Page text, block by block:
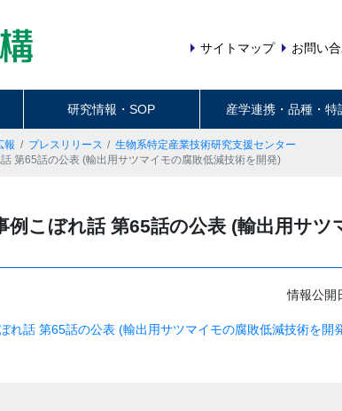
サイトマップ お問い
研究情報・SOP 産学連携・品種・特
報 プレスリリース
生物系特定産業技術研究支援センター
第65話の公表 (輸出用サツマイモの腐敗低減技術を開発)
例こぼれ話 第65話の公表 (輸出用サツ
情報公開
れ話 第65話の公表 (輸出用サツマイモの腐敗低減技術を開